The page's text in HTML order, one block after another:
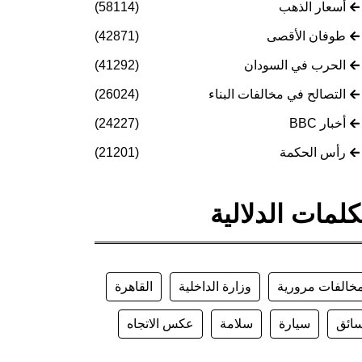
أسعار الذهب (58114)
طوفان الأقصى (42871)
الحرب في السودان (41292)
التصالح في مخالفات البناء (26024)
أخبار BBC (24227)
رأس الحكمة (21201)
الدلالية
مرورية وزارة الداخلية القاهرة
سيارة سلامة عكس الاتجاه